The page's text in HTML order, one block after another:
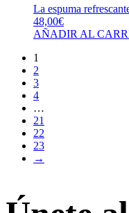
La espuma
48,00€
AÑADIR AL
1
2
3
4
…
21
22
23
→